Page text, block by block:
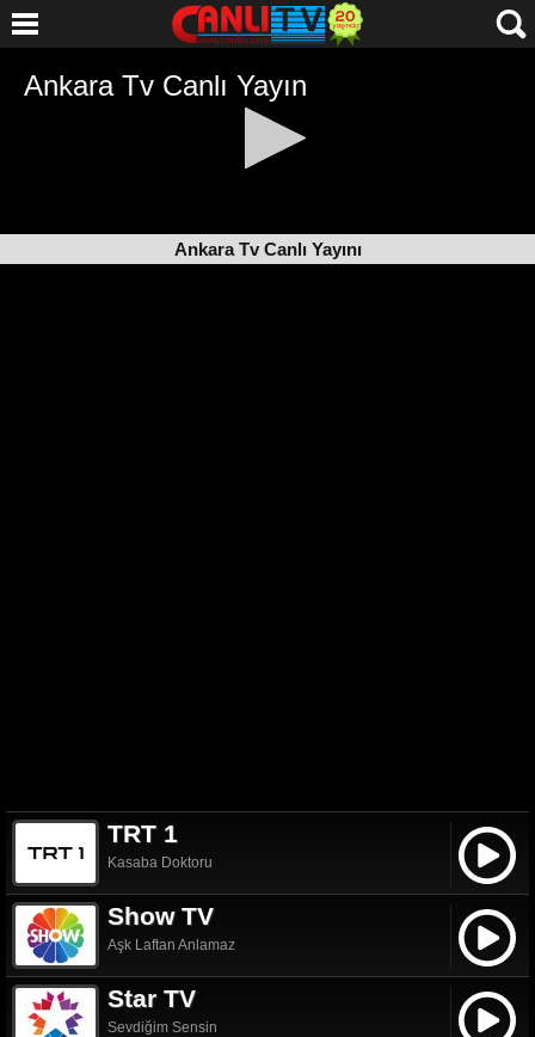
Ankara Tv Canlı Yayını
TRT 1
Kasaba Doktoru
Show TV
Aşk Laftan Anlamaz
Star TV
Sevdiğim Sensin